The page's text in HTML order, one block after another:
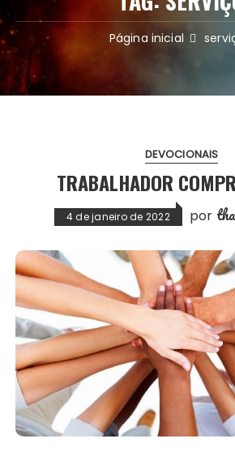
Página inicial
DEVOCIONAIS
TRABALHADOR
4 de janeiro de 2022 por